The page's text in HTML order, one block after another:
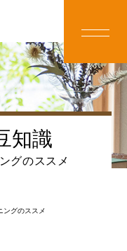
知識
グのススメ
ングのススメ